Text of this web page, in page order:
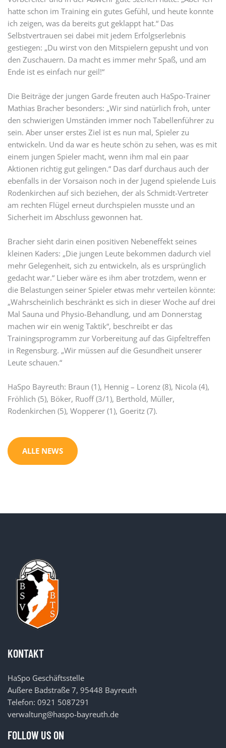
hatte schon im Training ein gutes Gefühl, und heute konnte
ich zeigen, was da bereits gut geklappt hat.“ Das
Selbstvertrauen sei dabei mit jedem Erfolgserlebnis
gestiegen: „Du wirst von den Mitspielern gepusht und von
den Zuschauern. Da macht es immer mehr Spaß, und am
Ende ist es einfach nur geil!“
Die Beiträge der jungen Garde freuten auch HaSpo-Trainer
Mathias Bracher besonders: „Wir sind natürlich froh, unter
den schwierigen Umständen immer noch Tabellenführer zu
sein. Aber unser erstes Ziel ist es nun mal, Spieler zu
entwickeln. Und da war es heute schön zu sehen, was es mit
einem jungen Spieler macht, wenn ihm mal ein paar
Aktionen richtig gut gelingen.“ Das darf durchaus auch der
ebenfalls in der Vorsaison noch in der Jugend spielende Luis
Rodenkirchen auf sich beziehen, der als Schmidt-Vertreter
am rechten Flügel erneut durchspielen musste und an
Sicherheit im Abschluss gewonnen hat.
Bracher sieht darin einen positiven Nebeneffekt seines
kleinen Kaders: „Die jungen Leute bekommen dadurch viel
mehr Gelegenheit, sich zu entwickeln, als es ursprünglich
gedacht war.“ Lieber wäre es ihm aber trotzdem, wenn er
die Belastungen seiner Spieler etwas mehr verteilen könnte:
„Wahrscheinlich beschränkt es sich in dieser Woche auf drei
Mal Sauna und Physio-Behandlung, und am Donnerstag
machen wir ein wenig Taktik“, beschreibt er das
Trainingsprogramm zur Vorbereitung auf das Gipfeltreffen
in Regensburg. „Wir müssen auf die Gesundheit unserer
Leute schauen.“
HaSpo Bayreuth: Braun (1), Hennig – Lorenz (8), Nicola (4),
Fröhlich (5), Böker, Ruoff (3/1), Berthold, Müller,
Rodenkirchen (5), Wopperer (1), Goeritz (7).
ALLE NEWS
KONTAKT
HaSpo Geschäftsstelle
Außere Badstraße 7, 95448 Bayreuth
Telefon: 0921 5087291
verwaltung@haspo-bayreuth.de
FOLLOW US ON